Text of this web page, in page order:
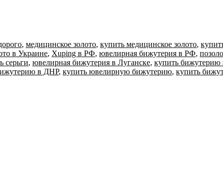
, медицинское золото, купить медицинское золото,
в Украине, Xuping в РФ, ювелирная бижутерия в РФ,
серьги, ювелирная бижутерия в Луганске, купить бижутерию
в ДНР, купить ювелирную бижутерию, купить